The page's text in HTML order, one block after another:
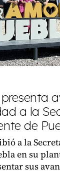
a la
de
a la
en su
sus